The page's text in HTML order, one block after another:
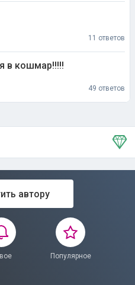
11 ответов
в кошмар!!!!!
49 ответов
автору
Популярное